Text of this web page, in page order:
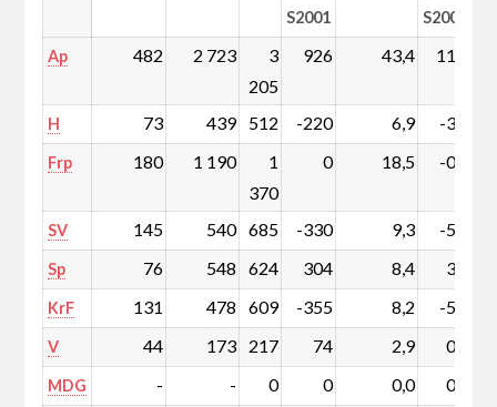
S2001
S2001
Ap 482 2 723
3
205
926 43,4 11,1
H 73 439 512 -220 6,9 -3,5
Frp 180 1 190
1
370
0 18,5 -0,9
SV 145 540 685 -330 9,3 -5,1
Sp 76 548 624 304 8,4 3,9
KrF 131 478 609 -355 8,2 -5,4
V 44 173 217 74 2,9 0,9
MDG - - 0 0 0,0 0,0